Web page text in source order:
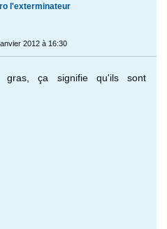
l'exterminateur
2012 à 16:30
ça signifie qu'ils sont